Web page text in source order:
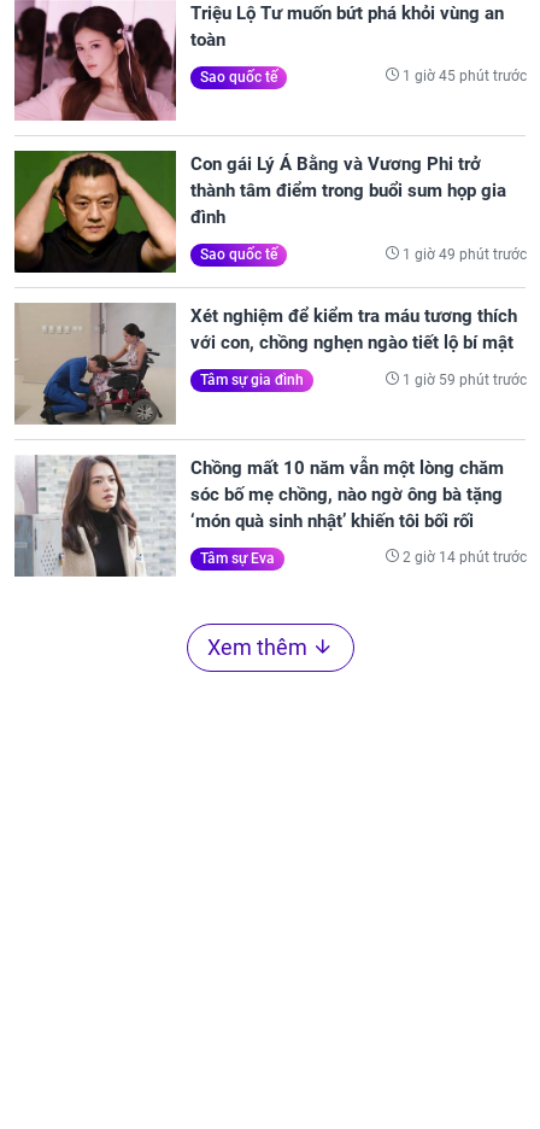
Triệu Lộ Tư muốn bứt phá khỏi vùng an
toàn
Sao quốc tế 1 giờ 45 phút trước
Con gái Lý Á Bằng và Vương Phi trở
thành tâm điểm trong buổi sum họp gia
đình
Sao quốc tế 1 giờ 49 phút trước
Xét nghiệm để kiểm tra máu tương thích
với con, chồng nghẹn ngào tiết lộ bí mật
Tâm sự gia đình 1 giờ 59 phút trước
Chồng mất 10 năm vẫn một lòng chăm
sóc bố mẹ chồng, nào ngờ ông bà tặng
‘món quà sinh nhật’ khiến tôi bối rối
Tâm sự Eva 2 giờ 14 phút trước
Xem thêm